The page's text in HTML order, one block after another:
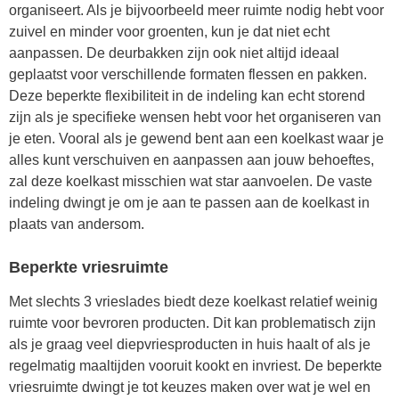
organiseert. Als je bijvoorbeeld meer ruimte nodig hebt voor
zuivel en minder voor groenten, kun je dat niet echt
aanpassen. De deurbakken zijn ook niet altijd ideaal
geplaatst voor verschillende formaten flessen en pakken.
Deze beperkte flexibiliteit in de indeling kan echt storend
zijn als je specifieke wensen hebt voor het organiseren van
je eten. Vooral als je gewend bent aan een koelkast waar je
alles kunt verschuiven en aanpassen aan jouw behoeftes,
zal deze koelkast misschien wat star aanvoelen. De vaste
indeling dwingt je om je aan te passen aan de koelkast in
plaats van andersom.
Beperkte vriesruimte
Met slechts 3 vrieslades biedt deze koelkast relatief weinig
ruimte voor bevroren producten. Dit kan problematisch zijn
als je graag veel diepvriesproducten in huis haalt of als je
regelmatig maaltijden vooruit kookt en invriest. De beperkte
vriesruimte dwingt je tot keuzes maken over wat je wel en